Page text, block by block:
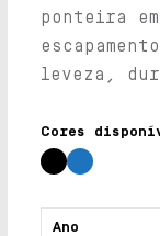
ponteira
leveza,
Cores
Ano